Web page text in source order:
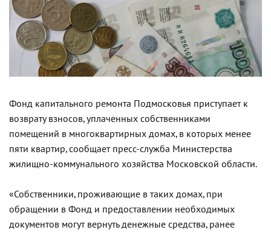
Фонд капитального ремонта Подмосковья приступает к
возврату взносов, уплаченных собственниками
помещений в многоквартирных домах, в которых менее
пяти квартир, сообщает пресс-служба Министерства
жилищно-коммунального хозяйства Московской области.
«Собственники, проживающие в таких домах, при
обращении в Фонд и предоставлении необходимых
документов могут вернуть денежные средства, ранее